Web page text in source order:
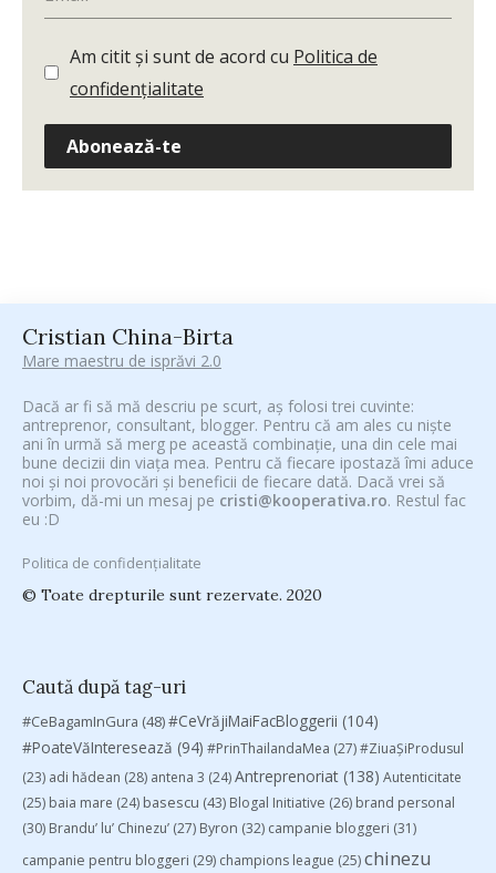
Am citit și sunt de acord cu Politica de
confidențialitate
Abonează-te
Cristian China-Birta
Mare maestru de isprăvi 2.0
Dacă ar fi să mă descriu pe scurt, aș folosi trei cuvinte:
antreprenor, consultant, blogger. Pentru că am ales cu niște
ani în urmă să merg pe această combinație, una din cele mai
bune decizii din viața mea. Pentru că fiecare ipostază îmi aduce
noi și noi provocări și beneficii de fiecare dată. Dacă vrei să
vorbim, dă-mi un mesaj pe cristi@kooperativa.ro. Restul fac
eu :D
Politica de confidențialitate
© Toate drepturile sunt rezervate. 2020
Caută după tag-uri
#CeBagamInGura (48)#CeVrăjiMaiFacBloggerii (104)
#PoateVăInteresează (94) #PrinThailandaMea (27)#ZiuaȘiProdusul
(23) adi hădean (28) antena 3 (24)Antreprenoriat (138) Autenticitate
(25) baia mare (24) basescu (43) Blogal Initiative (26) brand personal
(30) Brandu’ lu’ Chinezu’ (27) Byron (32) campanie bloggeri (31)
campanie pentru bloggeri (29) champions league (25)chinezu